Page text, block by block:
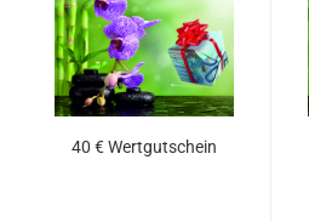
40 € Wertgutschein